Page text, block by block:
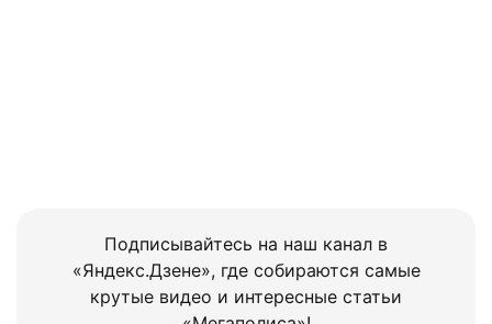
Подписывайтесь на наш канал в
«Яндекс.Дзене», где собираются самые
крутые видео и интересные статьи